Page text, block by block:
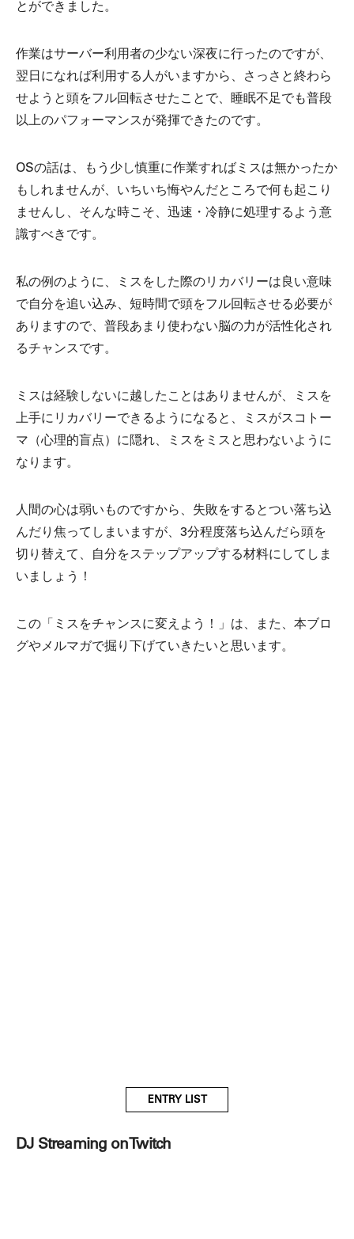
とができました。
作業はサーバー利用者の少ない深夜に行ったのですが、
翌日になれば利用する人がいますから、さっさと終わら
せようと頭をフル回転させたことで、睡眠不足でも普段
以上のパフォーマンスが発揮できたのです。
OSの話は、もう少し慎重に作業すればミスは無かったか
もしれませんが、いちいち悔やんだところで何も起こり
ませんし、そんな時こそ、迅速・冷静に処理するよう意
識すべきです。
私の例のように、ミスをした際のリカバリーは良い意味
で自分を追い込み、短時間で頭をフル回転させる必要が
ありますので、普段あまり使わない脳の力が活性化され
るチャンスです。
ミスは経験しないに越したことはありませんが、ミスを
上手にリカバリーできるようになると、ミスがスコトー
マ（心理的盲点）に隠れ、ミスをミスと思わないように
なります。
人間の心は弱いものですから、失敗をするとつい落ち込
んだり焦ってしまいますが、3分程度落ち込んだら頭を
切り替えて、自分をステップアップする材料にしてしま
いましょう！
この「ミスをチャンスに変えよう！」は、また、本ブロ
グやメルマガで掘り下げていきたいと思います。
ENTRY LIST
DJ Streaming on Twitch